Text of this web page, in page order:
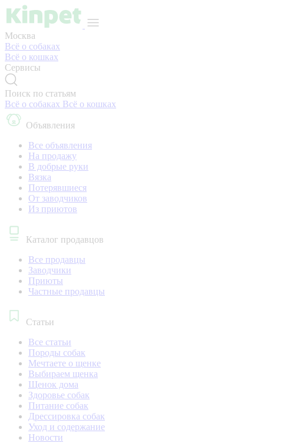
Москва
Всё о собаках
Всё о кошках
Сервисы
Поиск по статьям
Всё о собаках Всё о кошках
Объявления
Все объявления
На продажу
В добрые руки
Вязка
Потерявшиеся
От заводчиков
Из приютов
Каталог продавцов
Все продавцы
Заводчики
Приюты
Частные продавцы
Статьи
Все статьи
Породы собак
Мечтаете о щенке
Выбираем щенка
Щенок дома
Здоровье собак
Питание собак
Дрессировка собак
Уход и содержание
Новости